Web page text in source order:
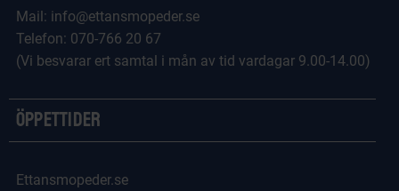
Mail: info@ettansmopeder.se
Telefon: 070-766 20 67
(Vi besvarar ert samtal i mån av tid vardagar 9.00-14.00)
Öppettider
Ettansmopeder.se